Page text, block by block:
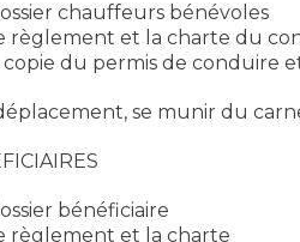
chauffeurs bénévoles
règlement et la charte du
du permis de conduire
se munir du
bénéficiaire
règlement et la charte